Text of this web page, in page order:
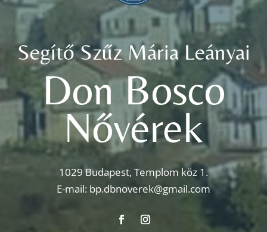
Segítő Szűz Mária Leányai
Don Bosco
Nővérek
1029 Budapest, Templom köz 1.
E-mail: bp.dbnoverek@gmail.com